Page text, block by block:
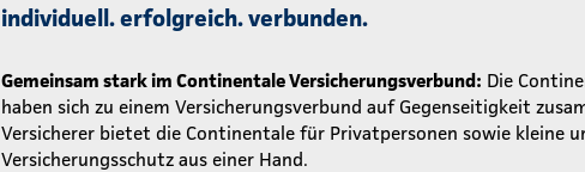
individuell. erfolgreich. verbunden.
Gemeinsam stark im Continentale Versicherungsverbund: Die
haben sich zu einem Versicherungsverbund auf Gegenseitigkeit
Versicherer bietet die Continentale für Privatpersonen sowie kleine
Versicherungsschutz aus einer Hand.